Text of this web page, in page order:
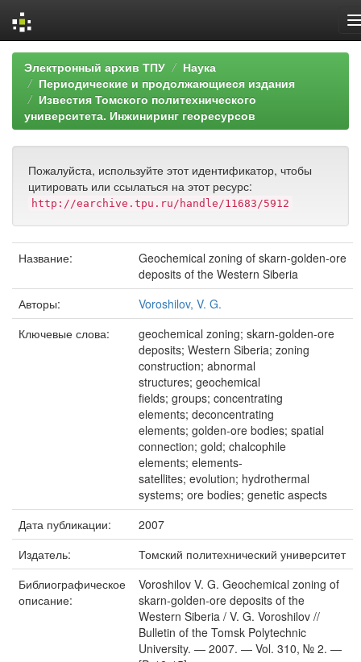
Skip
navigation
Электронный архив ТПУ
Наука
Периодические и продолжающиеся издания
Известия Томского политехнического
университета. Инжиниринг георесурсов
Пожалуйста, используйте этот идентификатор, чтобы
цитировать или ссылаться на этот ресурс:
http://earchive.tpu.ru/handle/11683/5912
Название:
Geochemical zoning of skarn-golden-ore
deposits of the Western Siberia
Авторы:
Voroshilov, V. G.
Ключевые слова:
geochemical zoning; skarn-golden-ore
deposits; Western Siberia; zoning
construction; abnormal
structures; geochemical
fields; groups; concentrating
elements; deconcentrating
elements; golden-ore bodies; spatial
connection; gold; chalcophile
elements; elements-
satellites; evolution; hydrothermal
systems; ore bodies; genetic aspects
Дата публикации:
2007
Издатель:
Томский политехнический университет
Библиографическое
описание:
Voroshilov V. G. Geochemical zoning of
skarn-golden-ore deposits of the
Western Siberia / V. G. Voroshilov //
Bulletin of the Tomsk Polytechnic
University. — 2007. — Vol. 310, № 2. —